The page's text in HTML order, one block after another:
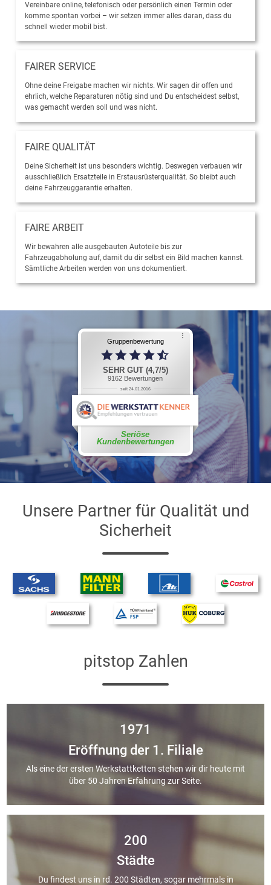
Vereinbare online, telefonisch oder persönlich einen Termin oder
komme spontan vorbei – wir setzen immer alles daran, dass du
schnell wieder mobil bist.
FAIRER SERVICE
Ohne deine Freigabe machen wir nichts. Wir sagen dir offen und
ehrlich, welche Reparaturen nötig sind und Du entscheidest selbst,
was gemacht werden soll und was nicht.
FAIRE QUALITÄT
Deine Sicherheit ist uns besonders wichtig. Deswegen verbauen wir
ausschließlich Ersatzteile in Erstausrüsterqualität. So bleibt auch
deine Fahrzeuggarantie erhalten.
FAIRE ARBEIT
Wir bewahren alle ausgebauten Autoteile bis zur
Fahrzeugabholung auf, damit du dir selbst ein Bild machen kannst.
Sämtliche Arbeiten werden von uns dokumentiert.
Gruppenbewertung
⠇
SEHR GUT (4,7/5)
9162 Bewertungen
seit 24.01.2016
Seriöse
Kundenbewertungen
Reinhold S.
weiterlesen
Unsere Partner für Qualität und
Sicherheit
pitstop Zahlen
1971
Eröffnung der 1. Filiale
Als eine der ersten Werkstattketten stehen wir dir heute mit
über 50 Jahren Erfahrung zur Seite.
200
Städte
Du findest uns in rd. 200 Städten, sogar mehrmals in